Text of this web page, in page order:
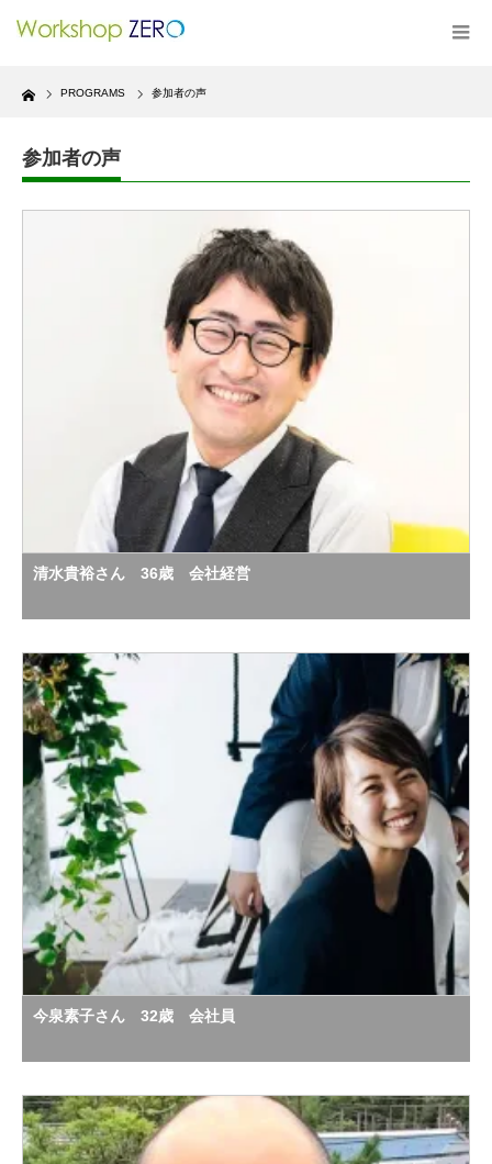
Home PROGRAMS 参加者の声
参加者の声
清水貴裕さん 36歳 会社経営
今泉素子さん 32歳 会社員